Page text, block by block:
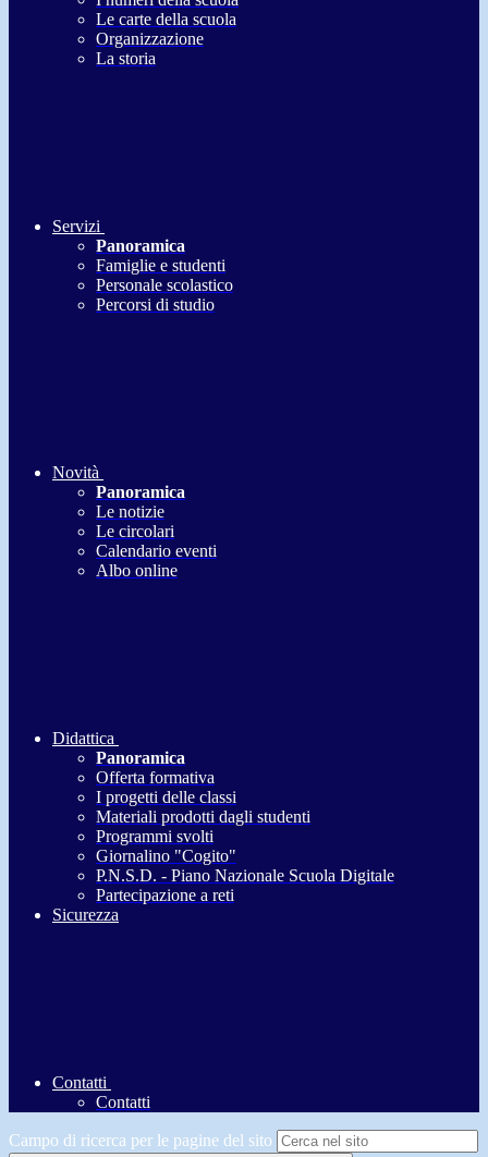
Le carte della scuola
Organizzazione
La storia
Servizi
Panoramica
Famiglie e studenti
Personale scolastico
Percorsi di studio
Novità
Panoramica
Le notizie
Le circolari
Calendario eventi
Albo online
Didattica
Panoramica
Offerta formativa
I progetti delle classi
Materiali prodotti dagli studenti
Programmi svolti
Giornalino "Cogito"
P.N.S.D. - Piano Nazionale Scuola Digitale
Partecipazione a reti
Sicurezza
Contatti
Contatti
Campo di ricerca per le pagine del sito